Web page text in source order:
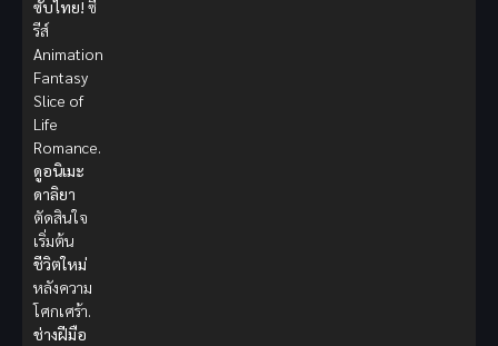
ซับไทย! ซี
รีส์
Animation
Fantasy
Slice of
Life
Romance.
ดูอนิเมะ
ดาลิยา
ตัดสินใจ
เริ่มต้น
ชีวิตใหม่
หลังความ
โศกเศร้า.
ช่างฝีมือ